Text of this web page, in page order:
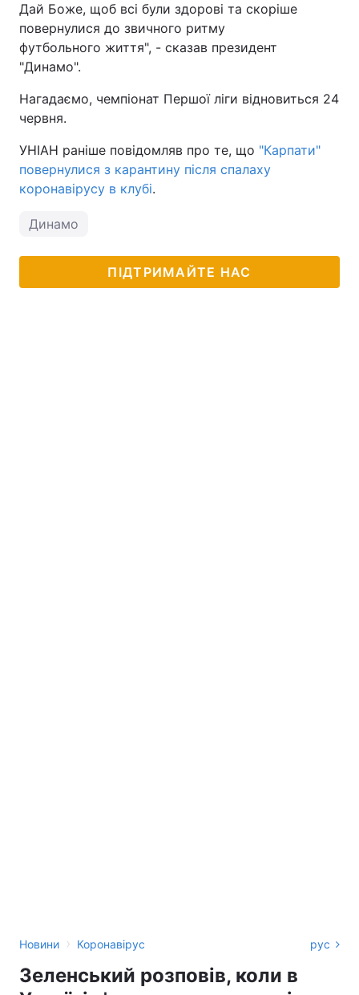
Дай Боже, щоб всі були здорові та скоріше
повернулися до звичного ритму
футбольного життя", - сказав президент
"Динамо".
Нагадаємо, чемпіонат Першої ліги відновиться 24
червня.
УНІАН раніше повідомляв про те, що "Карпати"
повернулися з карантину після спалаху
коронавірусу в клубі.
Динамо
ПІДТРИМАЙТЕ НАС
Новини › Коронавірус рус
Зеленський розповів, коли в